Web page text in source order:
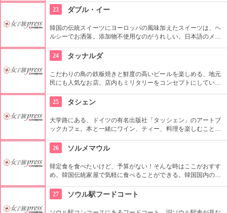
サラダ丼のようなビビンバは身体にも良く、特に女性に人気で
す。
23 ダブル・イー
韓国の伝統スイーツにヨーロッパの風味加えたスイーツは、ヘ
ルシーでお洒落。添加物不使用なのがうれしい。日本語のメニ
テイクアウト可。
24 タッナルダ
こだわりの鳥の鉄板焼きと鮮度の高いビールを楽しめる、地元
民にも人気なお店。店内もミリタリーをコンセプトにしていて
認定を受けているのでビール好きのあなたには是非試してほし
い。
25 タシェン
大学路にある、ドイツの有名出版社「タッシェン」のアートブ
ックカフェ。本と一緒にワイン、ティー、料理を楽しむことが
み物を読書しながら至福のひと時をどうぞ。
26 ソルメマウル
韓定食を食べたいけど、予算がない！そんな時はここがおすす
め。韓国伝統家屋で気軽に食べることができる。韓国国内の新
でも地元の人たちで大人気なので、ランチタイムは避けたほう
が無難かも。
27 ソウル駅フードコート